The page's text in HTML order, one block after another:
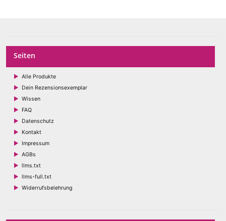
Seiten
Alle Produkte
Dein Rezensionsexemplar
Wissen
FAQ
Datenschutz
Kontakt
Impressum
AGBs
llms.txt
llms-full.txt
Widerrufsbelehrung